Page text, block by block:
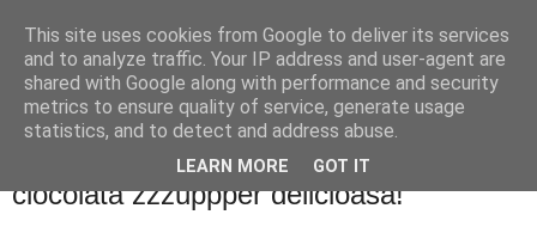
PentruDive.ro
luni, 2 decembrie 2019
giveaway MILKA: câștigă 3 kilograme de
ciocolată zzzuppper delicioasă!
This site uses cookies from Google to deliver its services
and to analyze traffic. Your IP address and user-agent are
shared with Google along with performance and security
metrics to ensure quality of service, generate usage
statistics, and to detect and address abuse.
LEARN MORE GOT IT